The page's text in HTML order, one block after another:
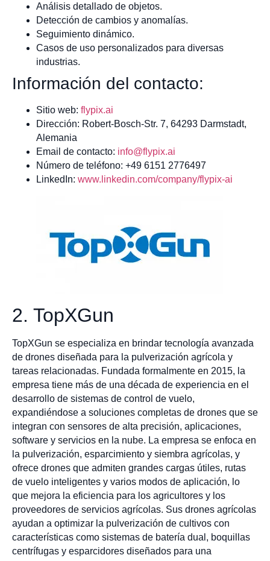
Análisis detallado de objetos.
Detección de cambios y anomalías.
Seguimiento dinámico.
Casos de uso personalizados para diversas
industrias.
Información del contacto:
Sitio web: flypix.ai
Dirección: Robert-Bosch-Str. 7, 64293 Darmstadt,
Alemania
Email de contacto: info@flypix.ai
Número de teléfono: +49 6151 2776497
LinkedIn: www.linkedin.com/company/flypix-ai
2. TopXGun
TopXGun se especializa en brindar tecnología avanzada
de drones diseñada para la pulverización agrícola y
tareas relacionadas. Fundada formalmente en 2015, la
empresa tiene más de una década de experiencia en el
desarrollo de sistemas de control de vuelo,
expandiéndose a soluciones completas de drones que se
integran con sensores de alta precisión, aplicaciones,
software y servicios en la nube. La empresa se enfoca en
la pulverización, esparcimiento y siembra agrícolas, y
ofrece drones que admiten grandes cargas útiles, rutas
de vuelo inteligentes y varios modos de aplicación, lo
que mejora la eficiencia para los agricultores y los
proveedores de servicios agrícolas. Sus drones agrícolas
ayudan a optimizar la pulverización de cultivos con
características como sistemas de batería dual, boquillas
centrífugas y esparcidores diseñados para una